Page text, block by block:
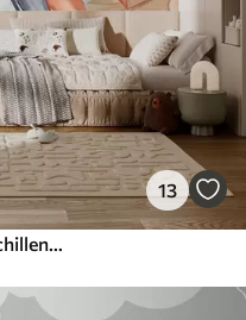
13